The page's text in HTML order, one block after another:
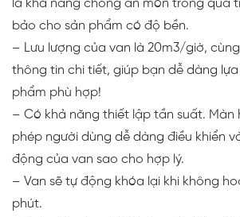
là khả năng chống ăn mòn trong quá
bảo cho sản phẩm có độ bền.
– Lưu lượng của van là 20m3/giờ,
thông tin chi tiết, giúp bạn dễ dàng
phẩm phù hợp!
– Có khả năng thiết lập tần suất. Màn
phép người dùng dễ dàng điều khiển
động của van sao cho hợp lý.
– Van sẽ tự động khóa lại khi không
phút.